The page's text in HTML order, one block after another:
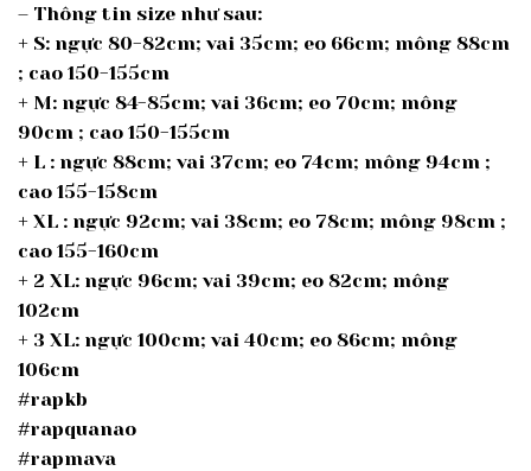
– Thông tin size như sau:
+ S: ngực 80-82cm; vai 35cm; eo 66cm; mông 88cm
; cao 150-155cm
+ M: ngực 84-85cm; vai 36cm; eo 70cm; mông
90cm ; cao 150-155cm
+ L : ngực 88cm; vai 37cm; eo 74cm; mông 94cm ;
cao 155-158cm
+ XL : ngực 92cm; vai 38cm; eo 78cm; mông 98cm ;
cao 155-160cm
+ 2 XL: ngực 96cm; vai 39cm; eo 82cm; mông
102cm
+ 3 XL: ngực 100cm; vai 40cm; eo 86cm; mông
106cm
#rapkb
#rapquanao
#rapmava